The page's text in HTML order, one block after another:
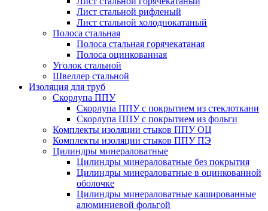
Лист стальной рифленый
Лист стальной холоднокатаный
Полоса стальная
Полоса стальная горячекатаная
Полоса оцинкованная
Уголок стальной
Швеллер стальной
Изоляция для труб
Скорлупа ППУ
Скорлупа ППУ с покрытием из стеклоткани
Скорлупа ППУ с покрытием из фольги
Комплекты изоляции стыков ППУ ОЦ
Комплекты изоляции стыков ППУ ПЭ
Цилиндры минераловатные
Цилиндры минераловатные без покрытия
Цилиндры минераловатные в оцинкованной
оболочке
Цилиндры минераловатные кашированные
алюминиевой фольгой